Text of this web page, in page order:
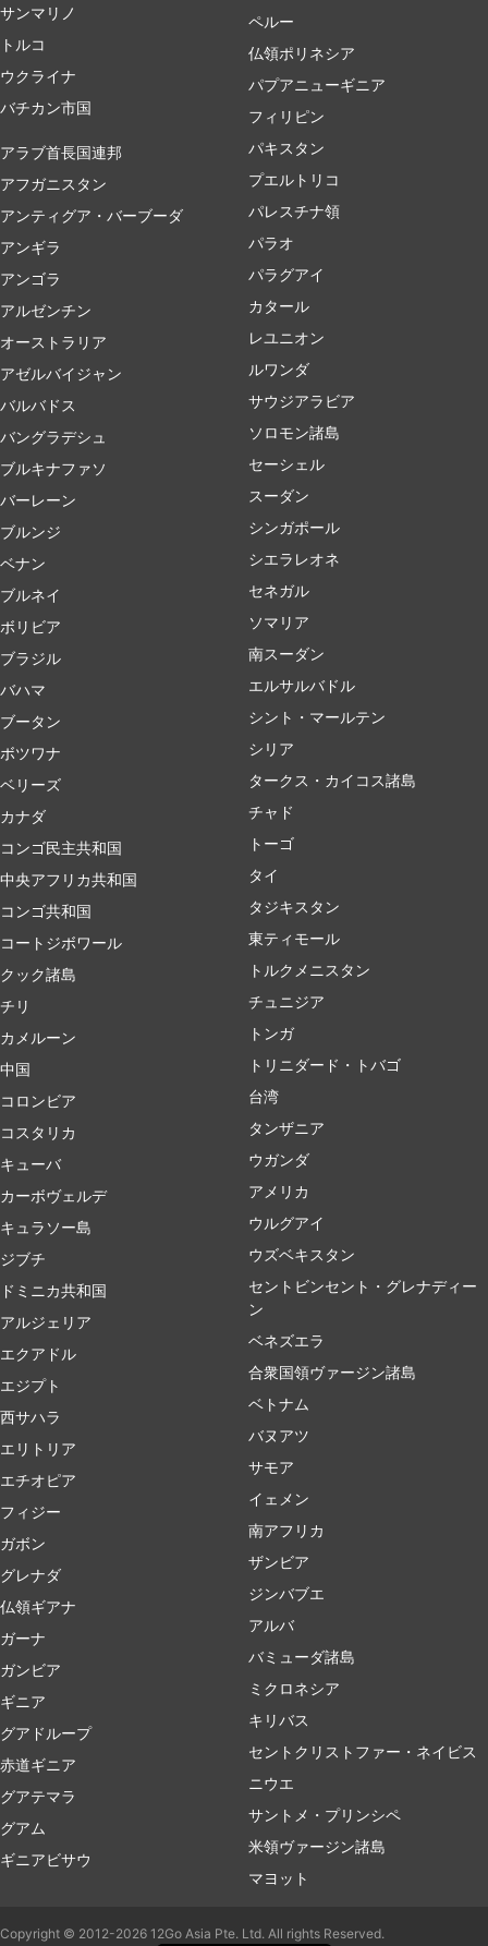
サンマリノ
トルコ
ウクライナ
バチカン市国
アラブ首長国連邦
アフガニスタン
アンティグア・バーブーダ
アンギラ
アンゴラ
アルゼンチン
オーストラリア
アゼルバイジャン
バルバドス
バングラデシュ
ブルキナファソ
バーレーン
ブルンジ
ベナン
ブルネイ
ボリビア
ブラジル
バハマ
ブータン
ボツワナ
ベリーズ
カナダ
コンゴ民主共和国
中央アフリカ共和国
コンゴ共和国
コートジボワール
クック諸島
チリ
カメルーン
中国
コロンビア
コスタリカ
キューバ
カーボヴェルデ
キュラソー島
ジブチ
ドミニカ共和国
アルジェリア
エクアドル
エジプト
西サハラ
エリトリア
エチオピア
フィジー
ガボン
グレナダ
仏領ギアナ
ガーナ
ガンビア
ギニア
グアドループ
赤道ギニア
グアテマラ
グアム
ギニアビサウ
ペルー
仏領ポリネシア
パプアニューギニア
フィリピン
パキスタン
プエルトリコ
パレスチナ領
パラオ
パラグアイ
カタール
レユニオン
ルワンダ
サウジアラビア
ソロモン諸島
セーシェル
スーダン
シンガポール
シエラレオネ
セネガル
ソマリア
南スーダン
エルサルバドル
シント・マールテン
シリア
タークス・カイコス諸島
チャド
トーゴ
タイ
タジキスタン
東ティモール
トルクメニスタン
チュニジア
トンガ
トリニダード・トバゴ
台湾
タンザニア
ウガンダ
アメリカ
ウルグアイ
ウズベキスタン
セントビンセント・グレナディー
ン
ベネズエラ
合衆国領ヴァージン諸島
ベトナム
バヌアツ
サモア
イェメン
南アフリカ
ザンビア
ジンバブエ
アルバ
バミューダ諸島
ミクロネシア
キリバス
セントクリストファー・ネイビス
ニウエ
サントメ・プリンシペ
米領ヴァージン諸島
マヨット
Copyright © 2012-2026 12Go Asia Pte. Ltd. All rights Reserved.